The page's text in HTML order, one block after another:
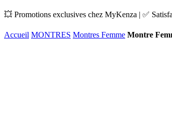
💥 Promotions exclusives chez MyKenza | ✅
Accueil MONTRES Montres Femme Montre